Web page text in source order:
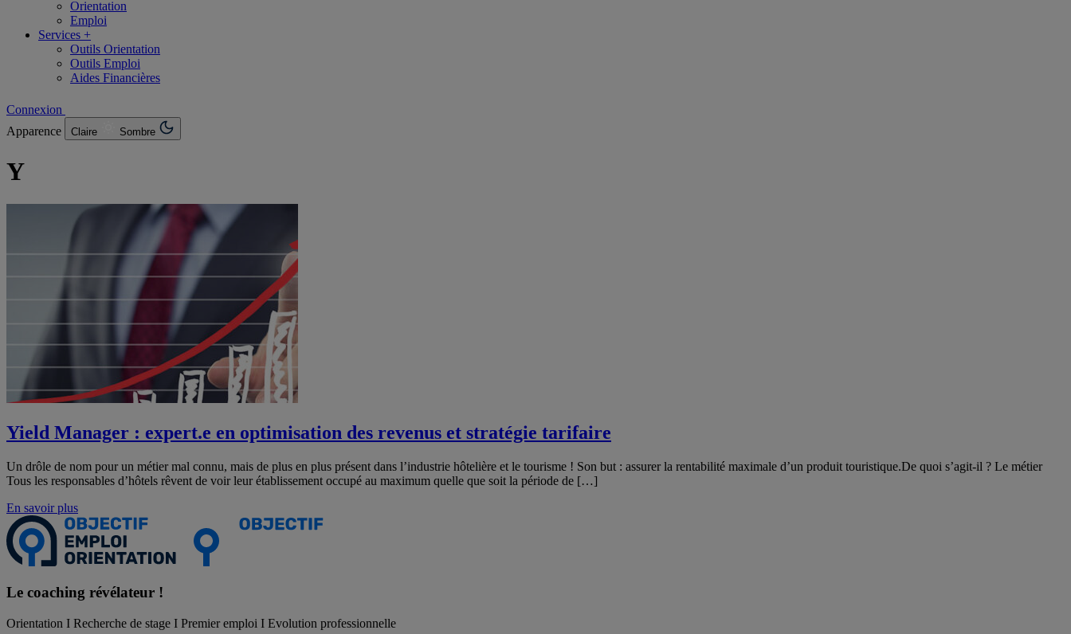
Orientation
Emploi
Services +
Outils Orientation
Outils Emploi
Aides Financières
Connexion
Apparence
Claire Sombre
Y
Yield Manager : expert.e en optimisation des revenus et stratégie tarifaire
Un drôle de nom pour un métier mal connu, mais de plus en plus présent dans l’industrie hôtelière et le tourisme ! Son but : assurer la rentabilité maximale d’un produit touristique.De quoi s’agit-il ? Le métier
Tous les responsables d’hôtels rêvent de voir leur établissement occupé au maximum quelle que soit la période de […]
En savoir plus
Le coaching révélateur !
Orientation I Recherche de stage I Premier emploi I Evolution professionnelle